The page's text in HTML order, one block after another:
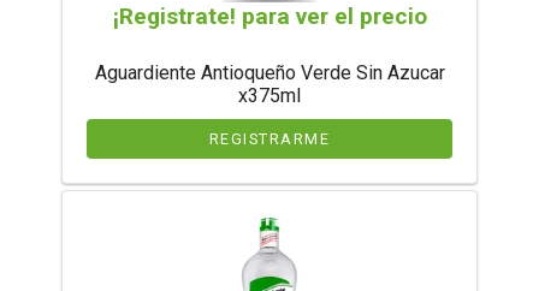
¡Registrate! para ver el precio
Aguardiente Antioqueño Verde Sin Azucar
x375ml
REGISTRARME